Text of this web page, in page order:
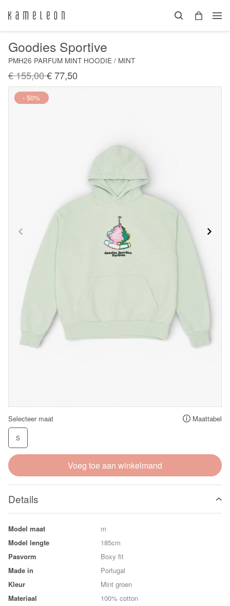
Goodies Sportive
PMH26 PARFUM MINT HOODIE / MINT
€ 155,00€ 77,50
Nieuw
- 50%
Selecteer maat Maattabel
S
Voeg toe aan winkelmand
Details
Model maat
m
Model lengte
185cm
Pasvorm
Boxy fit
Made in
Portugal
Kleur
Mint groen
Materiaal
100% cotton